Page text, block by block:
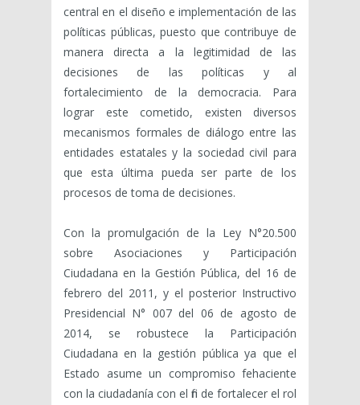
central en el diseño e implementación de las
políticas públicas, puesto que contribuye de
manera directa a la legitimidad de las
decisiones de las políticas y al
fortalecimiento de la democracia. Para
lograr este cometido, existen diversos
mecanismos formales de diálogo entre las
entidades estatales y la sociedad civil para
que esta última pueda ser parte de los
procesos de toma de decisiones.
Con la promulgación de la Ley N°20.500
sobre Asociaciones y Participación
Ciudadana en la Gestión Pública, del 16 de
febrero del 2011, y el posterior Instructivo
Presidencial N° 007 del 06 de agosto de
2014, se robustece la Participación
Ciudadana en la gestión pública ya que el
Estado asume un compromiso fehaciente
con la ciudadanía con el fin de fortalecer el rol